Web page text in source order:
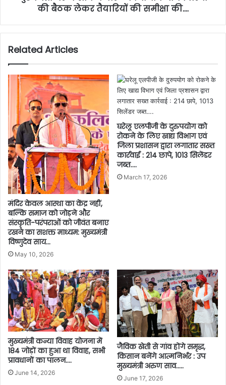
की बैठक लेकर तैयारियों की समीक्षा की….
Related Articles
मंदिर केवल आस्था का केंद्र नहीं,
बल्कि समाज को जोड़ने और
संस्कृति-परंपराओं को जीवंत बनाए
रखने का सशक्त माध्यम: मुख्यमंत्री
विष्णुदेव साय…
May 10, 2026
घरेलू एलपीजी के दुरुपयोग को
रोकने के लिए खाद्य विभाग एवं
जिला प्रशासन द्वारा लगातार सख्त
कार्रवाई : 214 छापे, 1013 सिलेंडर
जब्त….
March 17, 2026
मुख्यमंत्री कन्या विवाह योजना में
184 जोड़ों का हुआ था विवाह, सभी
प्रावधानों का पालन….
June 14, 2026
जैविक खेती से गांव होंगे समृद्ध,
किसान बनेंगे आत्मनिर्भर : उप
मुख्यमंत्री अरुण साव…..
June 17, 2026